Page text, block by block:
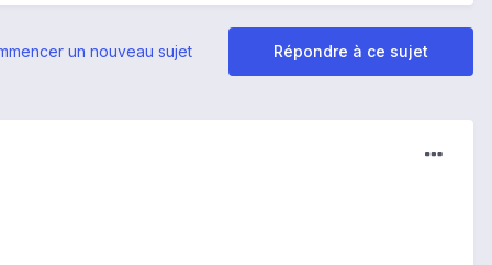
Répondre à ce sujet
un nouveau sujet